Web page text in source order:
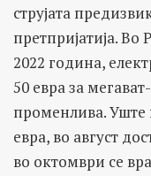
струјата
претпријатија.
2022 година,
50 евра за
променлива. Уште
евра, во август
во октомври се